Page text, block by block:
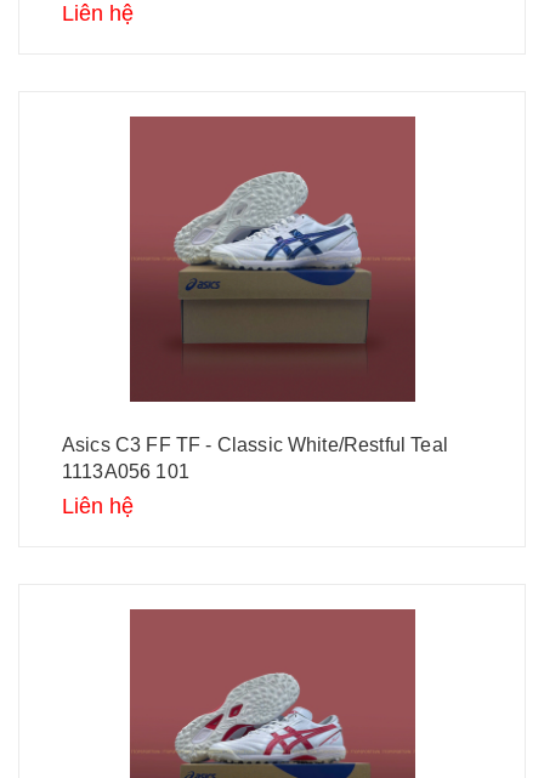
Liên hệ
Asics C3 FF TF - Classic White/Restful Teal
1113A056 101
Liên hệ